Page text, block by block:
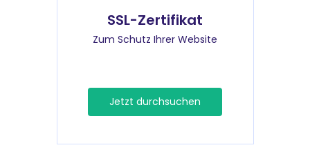
SSL-Zertifikat
Zum Schutz Ihrer Website
Jetzt durchsuchen